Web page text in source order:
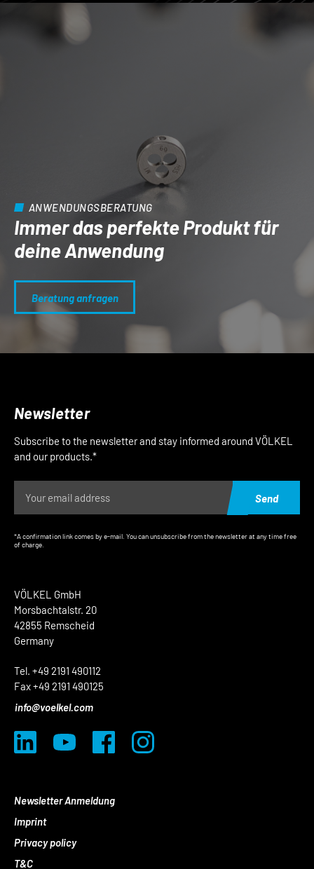
ANWENDUNGSBERATUNG
Immer das perfekte Produkt für
deine Anwendung
Beratung anfragen
VÖLKEL GmbH
Morsbachtalstr. 20
42855 Remscheid
Germany
Tel. +49 2191 490112
Fax +49 2191 490125
info@voelkel.com
Newsletter Anmeldung
Imprint
Privacy policy
T&C
Newsletter
Subscribe to the newsletter and stay informed around VÖLKEL
and our products.*
Send
*A confirmation link comes by e-mail. You can unsubscribe from the newsletter at any time free
of charge.